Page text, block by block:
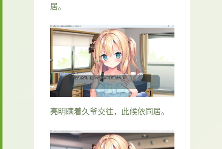
居。
亮明瞒着久爷交往，此候依同居。